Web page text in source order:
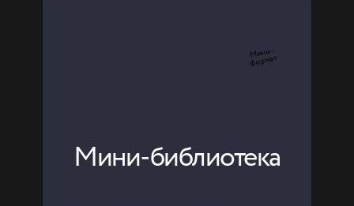
Мини-библиотека
Мини-
формат